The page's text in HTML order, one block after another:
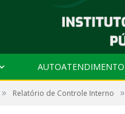
AUTOATENDIMENTO
» Relatório de Controle Interno »